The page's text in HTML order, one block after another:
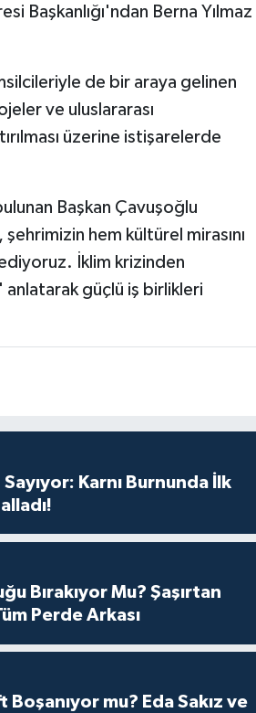
Başkanlığı'ndan Berna Yılmaz
de bir araya gelinen
ve uluslararası
üzerine istişarelerde
Başkan Çavuşoğlu
hem kültürel mirasını
İklim krizinden
güçlü iş birlikleri
Karnı Burnunda İlk
Bırakıyor Mu? Şaşırtan
Perde Arkası
Boşanıyor mu? Eda Sakız ve